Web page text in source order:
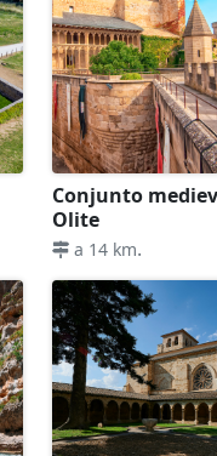
Conjunto
Olite
a 14 km.